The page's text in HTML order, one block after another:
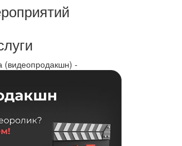
(видеопродакшн) -